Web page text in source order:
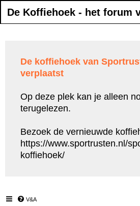
De Koffiehoek - het forum
De koffiehoek van
verplaatst
Op deze plek kan je alleen
terugelezen.
Bezoek de vernieuwde
https://www.sportrusten.nl/
koffiehoek/
V&A